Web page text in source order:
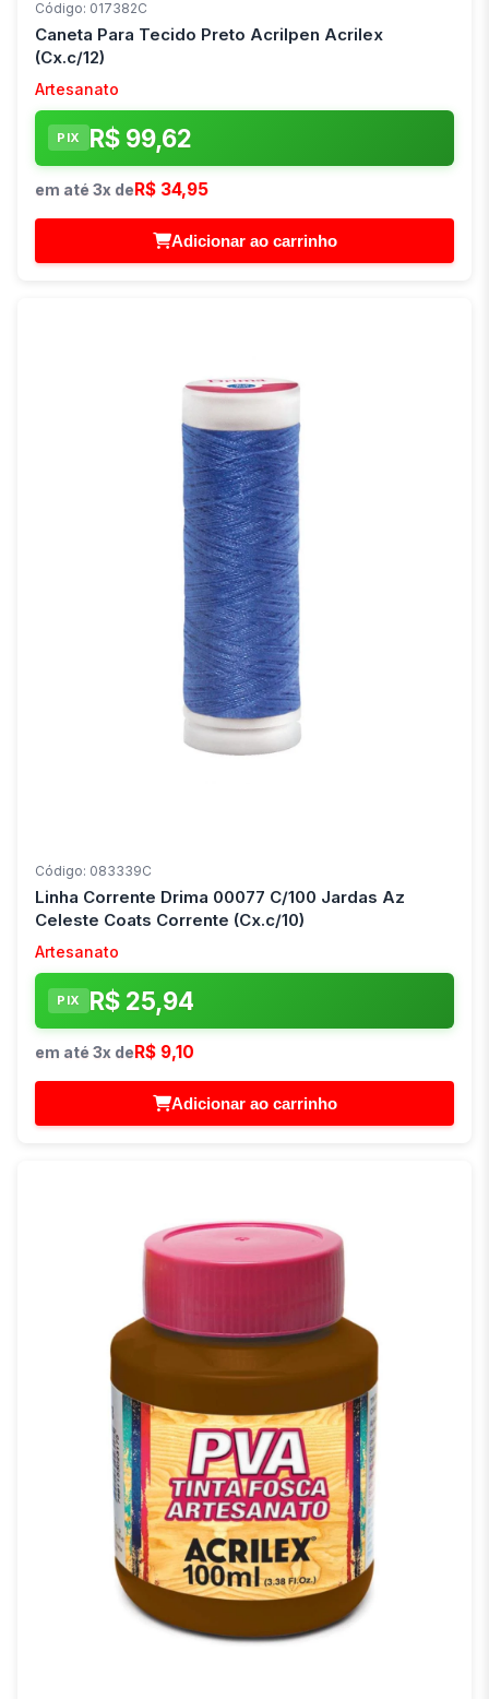
Código: 017382C
Caneta Para Tecido Preto Acrilpen Acrilex
(Cx.c/12)
Artesanato
PIX R$ 99,62
em até 3x deR$ 34,95
Adicionar ao carrinho
Código: 083339C
Linha Corrente Drima 00077 C/100 Jardas Az
Celeste Coats Corrente (Cx.c/10)
Artesanato
PIX R$ 25,94
em até 3x deR$ 9,10
Adicionar ao carrinho